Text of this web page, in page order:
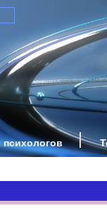
психологов